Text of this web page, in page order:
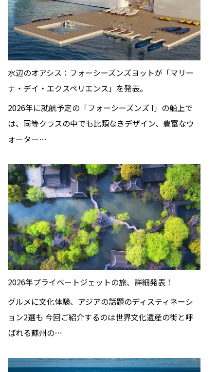
水辺のオアシス：フォーシーズンズヨットが「マリー
ナ・デイ・エクスペリエンス」を発表。
2026年に就航予定の「フォーシーズンズ I」の船上で
は、同等クラスの中でも比類なきデザイン、豊富なウ
ォーター…
2026年プライベートジェットの旅、詳細発表！
グルメに文化体験、アジアの話題のディスティネーシ
ョン2選も 今回ご紹介するのは世界文化遺産の街と呼
ばれる蘇州の…